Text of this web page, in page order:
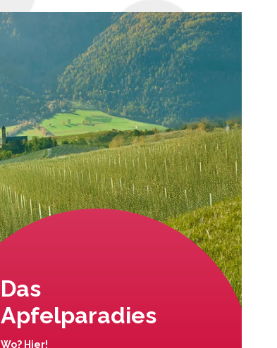
Das
Apfelparadies
Wo? Hier!